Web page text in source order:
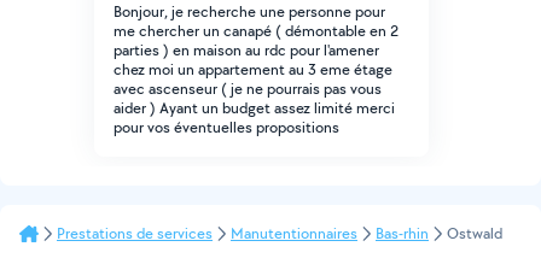
Bonjour, je recherche une personne pour
me chercher un canapé ( démontable en 2
parties ) en maison au rdc pour l'amener
chez moi un appartement au 3 eme étage
avec ascenseur ( je ne pourrais pas vous
aider ) Ayant un budget assez limité merci
pour vos éventuelles propositions
Prestations de services Manutentionnaires Bas-rhin Ostwald